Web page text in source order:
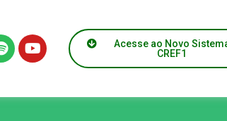
Acesse ao Novo
CREF1